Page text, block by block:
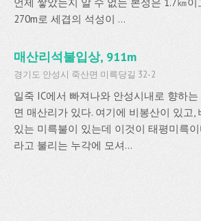
270m로 세겹의 석성이 ...
매산리석불입상, 911m
경기도 안성시 죽산면 미륵당길 32-2
일죽 IC에서 빠져나와 안성시내로 향하
면 매산리가 있다. 여기에 비봉산이 있고,
있는 미륵불이 있는데 이것이 태평미륵
라고 불리는 누각에 모셔...